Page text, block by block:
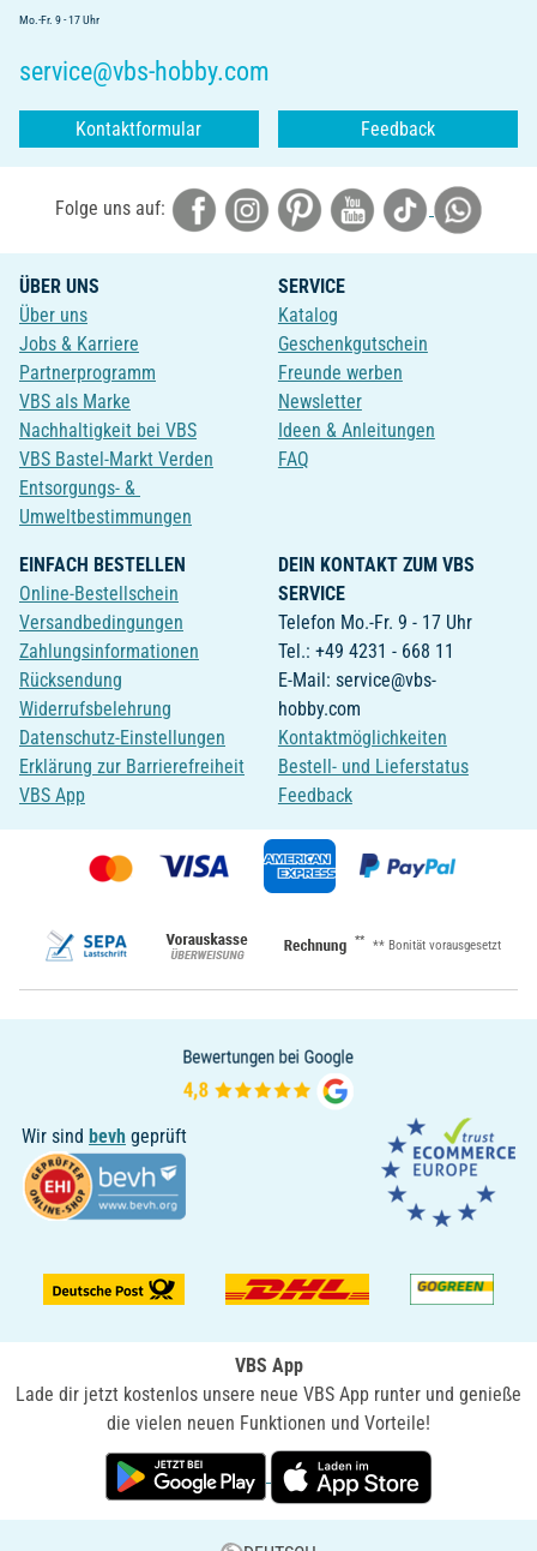
Mo.-Fr. 9 - 17 Uhr
service@vbs-hobby.com
Kontaktformular Feedback
Folge uns auf:
ÜBER UNS
Über uns
Jobs & Karriere
Partnerprogramm
VBS als Marke
Nachhaltigkeit bei VBS
VBS Bastel-Markt Verden
Entsorgungs- &
Umweltbestimmungen
SERVICE
Katalog
Geschenkgutschein
Freunde werben
Newsletter
Ideen & Anleitungen
FAQ
EINFACH BESTELLEN
Online-Bestellschein
Versandbedingungen
Zahlungsinformationen
Rücksendung
Widerrufsbelehrung
Datenschutz-Einstellungen
Erklärung zur Barrierefreiheit
VBS App
DEIN KONTAKT ZUM VBS
SERVICE
Telefon Mo.-Fr. 9 - 17 Uhr
Tel.: +49 4231 - 668 11
E-Mail: service@vbs-
hobby.com
Kontaktmöglichkeiten
Bestell- und Lieferstatus
Feedback
** ** Bonität vorausgesetzt
Wir sind bevh geprüft
VBS App
Lade dir jetzt kostenlos unsere neue VBS App runter und genieße
die vielen neuen Funktionen und Vorteile!